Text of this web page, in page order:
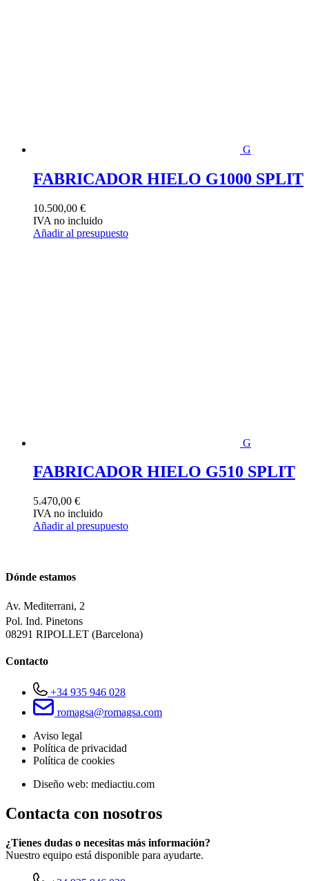
G
FABRICADOR HIELO G1000 SPLIT
10.500,00 €
IVA no incluido
Añadir al presupuesto
G
FABRICADOR HIELO G510 SPLIT
5.470,00 €
IVA no incluido
Añadir al presupuesto
Dónde estamos
Av. Mediterrani, 2
Pol. Ind. Pinetons
08291 RIPOLLET (Barcelona)
Contacto
+34 935 946 028
romagsa@romagsa.com
Aviso legal
Política de privacidad
Política de cookies
Diseño web: mediactiu.com
Contacta con nosotros
¿Tienes dudas o necesitas más información?
Nuestro equipo está disponible para ayudarte.